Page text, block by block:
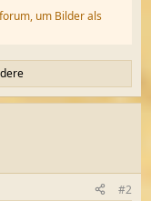
um Bilder als
#2